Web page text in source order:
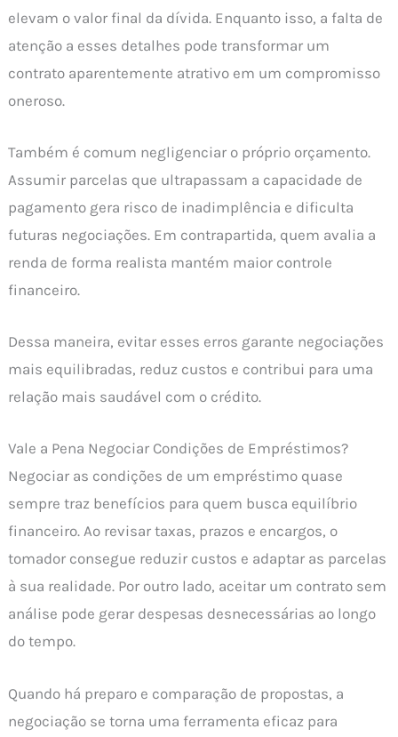
elevam o valor final da dívida. Enquanto isso, a falta de
atenção a esses detalhes pode transformar um
contrato aparentemente atrativo em um compromisso
oneroso.
Também é comum negligenciar o próprio orçamento.
Assumir parcelas que ultrapassam a capacidade de
pagamento gera risco de inadimplência e dificulta
futuras negociações. Em contrapartida, quem avalia a
renda de forma realista mantém maior controle
financeiro.
Dessa maneira, evitar esses erros garante negociações
mais equilibradas, reduz custos e contribui para uma
relação mais saudável com o crédito.
Vale a Pena Negociar Condições de Empréstimos?
Negociar as condições de um empréstimo quase
sempre traz benefícios para quem busca equilíbrio
financeiro. Ao revisar taxas, prazos e encargos, o
tomador consegue reduzir custos e adaptar as parcelas
à sua realidade. Por outro lado, aceitar um contrato sem
análise pode gerar despesas desnecessárias ao longo
do tempo.
Quando há preparo e comparação de propostas, a
negociação se torna uma ferramenta eficaz para